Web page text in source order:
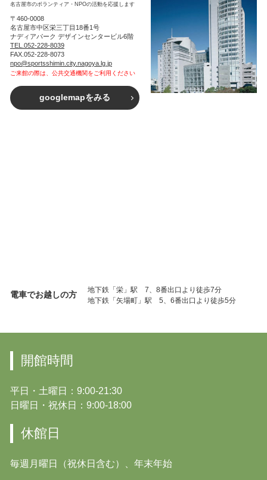
名古屋市のボランティア・NPOの活動を応援します
〒460-0008
名古屋市中区栄三丁目18番1号
ナディアパーク デザインセンタービル6階
TEL.052-228-8039
FAX.052-228-8073
npo@sportsshimin.city.nagoya.lg.jp
ご来館の際は、公共交通機関をご利用ください
googlemapをみる
電車でお越しの方
地下鉄「栄」駅 7、8番出口より徒歩7分
地下鉄「矢場町」駅 5、6番出口より徒歩5分
開館時間
平日・土曜日：9:00-21:30
日曜日・祝休日：9:00-18:00
休館日
毎週月曜日（祝休日含む）、年末年始